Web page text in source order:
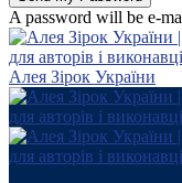
A password will be e-
Алея Зірок України